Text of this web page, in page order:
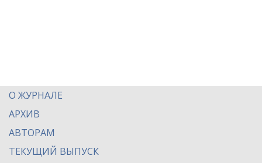
О ЖУРНАЛЕ
АРХИВ
АВТОРАМ
ТЕКУЩИЙ ВЫПУСК